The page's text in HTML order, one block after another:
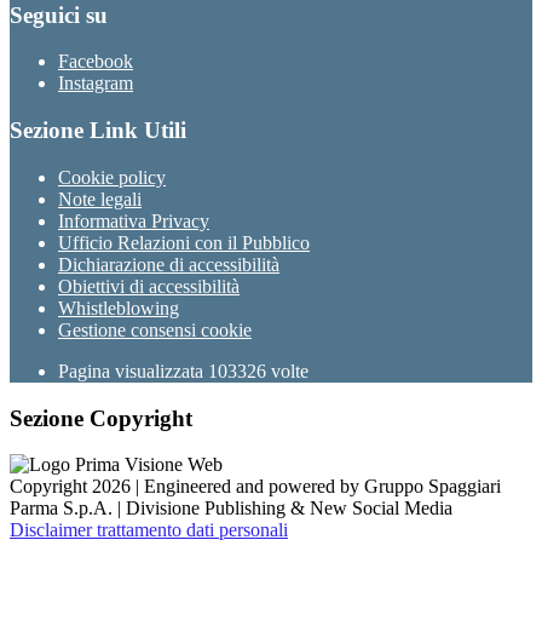
Seguici su
Facebook
Instagram
Sezione Link Utili
Cookie policy
Note legali
Informativa Privacy
Ufficio Relazioni con il Pubblico
Dichiarazione di accessibilità
Obiettivi di accessibilità
Whistleblowing
Gestione consensi cookie
Pagina visualizzata 103326 volte
Sezione Copyright
Copyright 2026 | Engineered and powered by Gruppo Spaggiari
Parma S.p.A. | Divisione Publishing & New Social Media
Disclaimer trattamento dati personali